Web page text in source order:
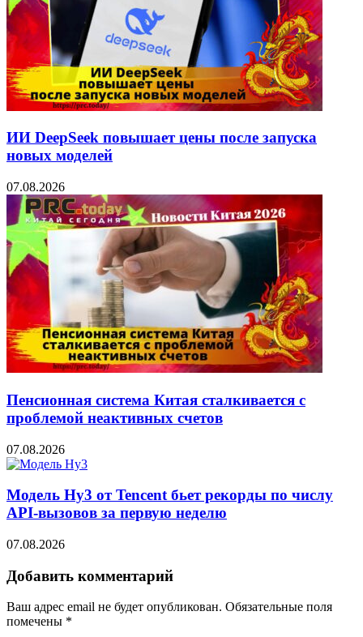
ИИ DeepSeek повышает цены после запуска
новых моделей
07.08.2026
Пенсионная система Китая сталкивается с
проблемой неактивных счетов
07.08.2026
Модель Hy3 от Tencent бьет рекорды по числу
API-вызовов за первую неделю
07.08.2026
Добавить комментарий
Ваш адрес email не будет опубликован. Обязательные поля
помечены *